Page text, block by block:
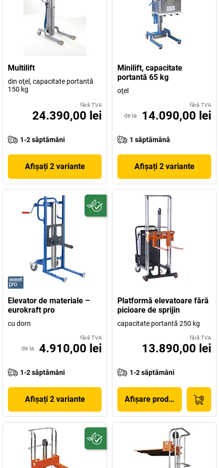
Multilift
din oţel, capacitate portantă
150 kg
fără TVA
24.390,00 lei
1-2 săptămâni
Afișați 2 variante
Minilift, capacitate
portantă 65 kg
oţel
fără TVA
de la 14.090,00 lei
1 săptămână
Afișați 2 variante
Elevator de materiale –
eurokraft pro
cu dorn
fără TVA
de la 4.910,00 lei
1-2 săptămâni
Afișați 2 variante
Platformă elevatoare fără
picioare de sprijin
capacitate portantă 250 kg
fără TVA
13.890,00 lei
1-2 săptămâni
Afișare produs